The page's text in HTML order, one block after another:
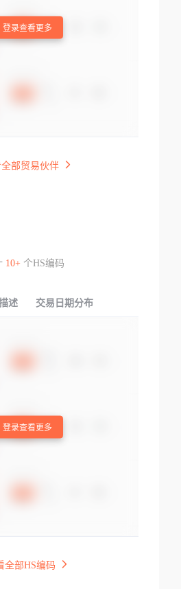
登录查看更多
部贸易伙伴
10+个HS编码
述 交易日期分布
登录查看更多
全部HS编码